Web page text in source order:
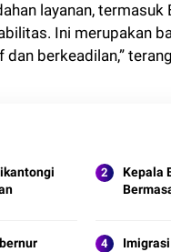
layanan,
Ini merupakan
berkeadilan,”
Kepala